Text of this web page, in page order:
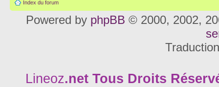
Index du forum
Powered by phpBB © 2000, 2002,
Lineoz.net Tous Droits